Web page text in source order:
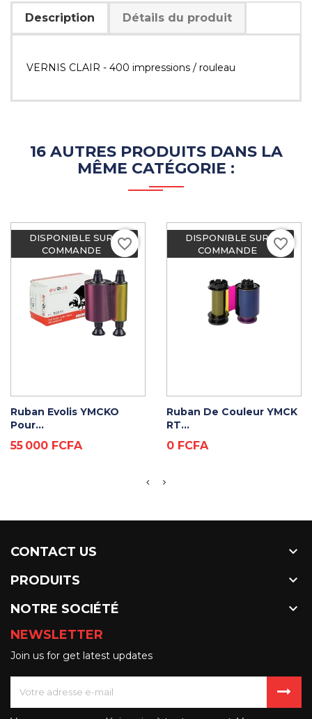
Description Détails du produit
VERNIS CLAIR - 400 impressions / rouleau
16 AUTRES PRODUITS DANS LA
MÊME CATÉGORIE :
DISPONIBLE SUR
COMMANDE
ADD TO CART
Ruban Evolis YMCKO
Pour...
Prix
55 000 FCFA
favorite_border
DISPONIBLE SUR
COMMANDE
ADD TO CART
Ruban De Couleur YMCK
RT...
Prix
0 FCFA
favorite_border
CONTACT US 
PRODUITS 
NOTRE SOCIÉTÉ 
NEWSLETTER
Join us for get latest updates